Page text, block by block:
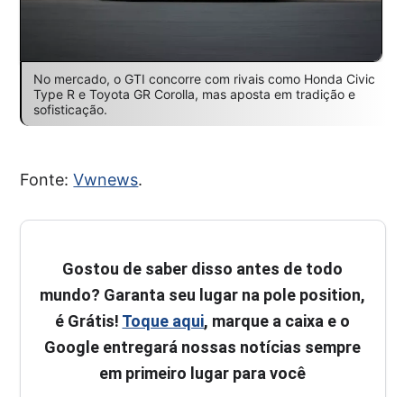
No mercado, o GTI concorre com rivais como Honda Civic
Type R e Toyota GR Corolla, mas aposta em tradição e
sofisticação.
Fonte:Vwnews.
Gostou de saber disso antes de todo
mundo? Garanta seu lugar na pole position,
é Grátis! Toque aqui, marque a caixa e o
Google entregará nossas notícias sempre
em primeiro lugar para você